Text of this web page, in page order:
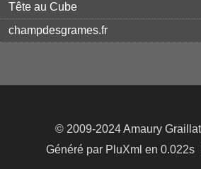
Tête au Cube
champdesgrames.fr
© 2009-2024Amaury Graillat
Généré par PluXml en 0.022s